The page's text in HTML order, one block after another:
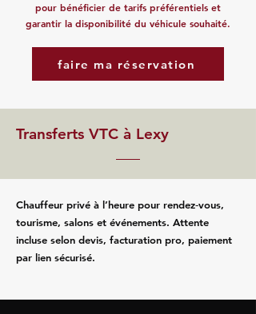
pour bénéficier de tarifs préférentiels et
garantir la disponibilité du véhicule souhaité.
faire ma réservation
Transferts VTC à Lexy
Chauffeur privé à l’heure pour rendez‑vous,
tourisme, salons et événements. Attente
incluse selon devis, facturation pro, paiement
par lien sécurisé.